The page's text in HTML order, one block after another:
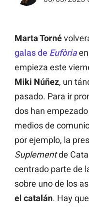
Marta Torné
galas de Eufòriaen
empieza este
Miki Núñez, un
pasado. Para ir
dos han
medios de
por ejemplo, la
Suplementde
centrado parte de
sobre uno de los
el catalán. Hay